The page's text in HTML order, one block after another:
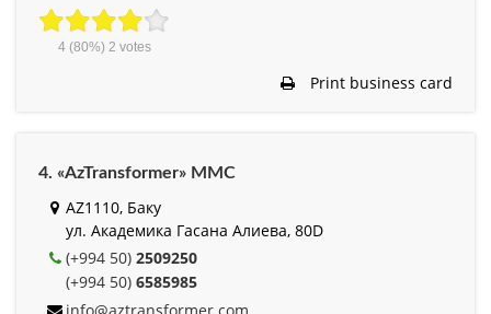
4(80%) 2 votes
Print business card
4. «AzTransformer» MMC
AZ1110, Баку
ул. Академика Гасана Алиева, 80D
(+994 50) 2509250
(+994 50) 6585985